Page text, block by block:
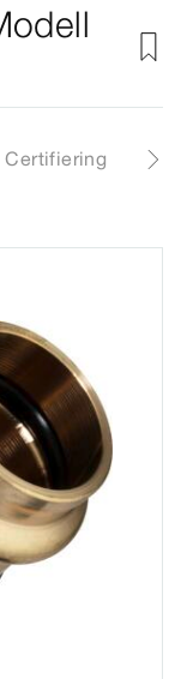
Certifiering